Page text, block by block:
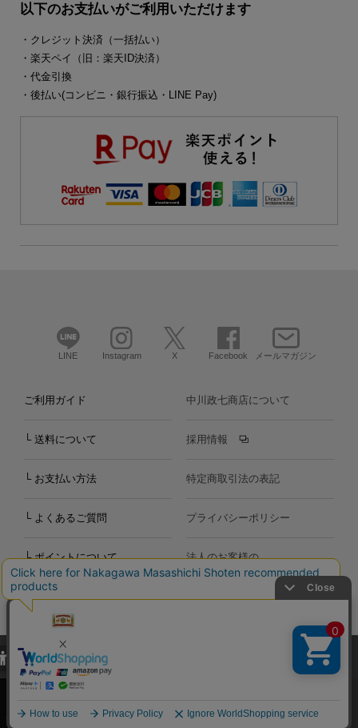
以下のお支払いがご利用いただけます
・クレジット決済（一括払い）
・楽天ペイ（旧：楽天ID決済）
・代金引換
・後払い(コンビニ・銀行振込・LINE Pay)
LINE Instagram X Facebook メールマガジン
ご利用ガイド
└ 送料について
└ お支払い方法
└ よくあるご質問
└ ポイントについて
お問い合わせ
中川政七商店について
採用情報
特定商取引法の表記
プライバシーポリシー
法人のお客様の
お問い合わせ
Copyright©2000-2026
Nakagawa Masashichi Shoten All Rights Reserved.
当サイトでは、当サイト内における閲覧履歴・属性情報などの取得およ
び利便性向上のためにクッキー（Cookie）を使用いたします。詳細に
関しては「プライバシーポリシー
承諾する